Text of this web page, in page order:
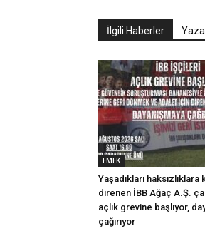
İlgili Haberler
EMEK
Yaşadıkları haksızlıklara
direnen İBB Ağaç A.Ş.
açlık grevine başlıyor,
çağırıyor